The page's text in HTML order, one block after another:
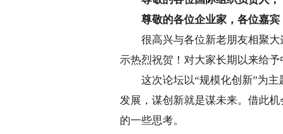
尊敬的各位企业家，各位嘉宾
很高兴与各位新老朋友相聚大
示热烈祝贺！对大家长期以来给
这次论坛以“规模化创新”为主
发展，谋创新就是谋未来。借此
的一些思考。